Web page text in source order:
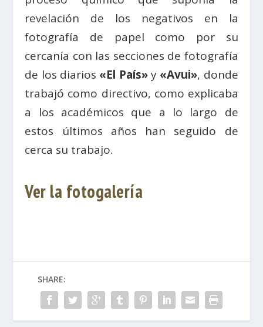
revelación de los negativos en la
fotografía de papel como por su
cercanía con las secciones de fotografía
de los diarios «El País»y«Avui», donde
trabajó como directivo, como explicaba
a los académicos que a lo largo de
estos últimos años han seguido de
cerca su trabajo.
Ver la fotogalería
SHARE: